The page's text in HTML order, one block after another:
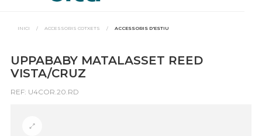
INICI / ACCESSORIS COTXETS / ACCESSORIS D'ESTIU
UPPABABY MATALASSET REED
VISTA/CRUZ
REF: U4COR.20.RD